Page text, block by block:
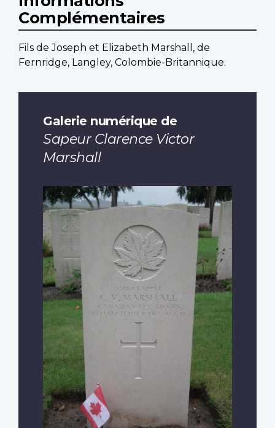
Complémentaires
Fils de Joseph et Elizabeth Marshall, de
Fernridge, Langley, Colombie-Britannique.
Galerie numérique de
Sapeur Clarence Victor
Marshall